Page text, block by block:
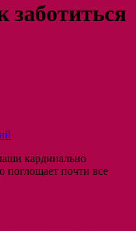
заботиться
кардинально
поглощает почти все